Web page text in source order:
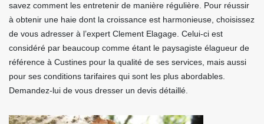
savez comment les entretenir de manière régulière. Pour réussir
à obtenir une haie dont la croissance est harmonieuse, choisissez
de vous adresser à l’expert Clement Elagage. Celui-ci est
considéré par beaucoup comme étant le paysagiste élagueur de
référence à Custines pour la qualité de ses services, mais aussi
pour ses conditions tarifaires qui sont les plus abordables.
Demandez-lui de vous dresser un devis détaillé.